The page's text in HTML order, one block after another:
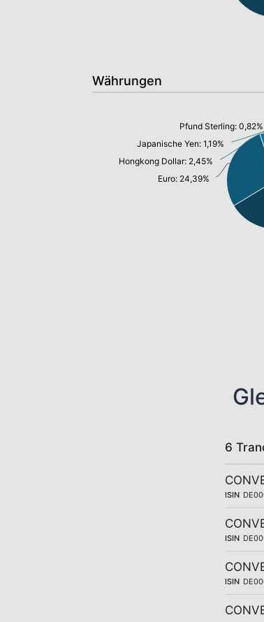
Währungen
Euro: 24,39%
Hongkong Dollar: 2,45%
Japanische Yen: 1,19%
Pfund Sterling: 0,82%
6
ISIN
ISIN
ISIN